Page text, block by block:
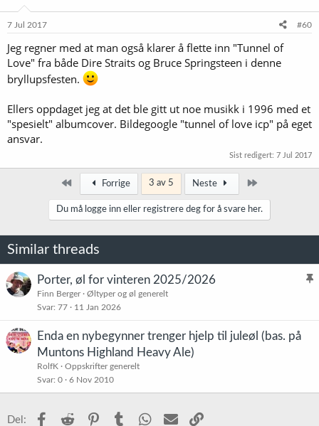
7 Jul 2017 #60
Jeg regner med at man også klarer å flette inn "Tunnel of
Love" fra både Dire Straits og Bruce Springsteen i denne
bryllupsfesten.
Ellers oppdaget jeg at det ble gitt ut noe musikk i 1996 med et
"spesielt" albumcover. Bildegoogle "tunnel of love icp" på eget
ansvar.
Sist redigert: 7 Jul 2017
Først Forrige 3 av 5 Neste
Du må logge inn eller registrere deg for å svare her.
Similar threads
K
Porter, øl for vinteren 2025/2026
Finn Berger
Øltyper og øl generelt
Svar 77 11 Jan 2026
Enda en nybegynner trenger hjelp til juleøl (bas. på
Muntons Highland Heavy Ale)
RolfK
Oppskrifter generelt
Svar 0 6 Nov 2010
Del: Facebook
Reddit PinterestTumblr WhatsApp
E-post